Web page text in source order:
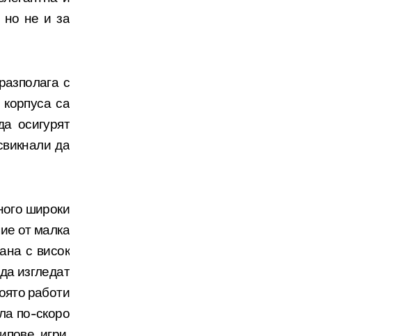
но не и за
с
са
осигурят
да
широки
от малка
с висок
изгледат
работи
по-скоро